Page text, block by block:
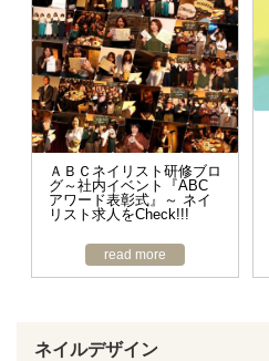
ＡＢＣネイリスト研修ブロ
グ～社内イベント『ABC
アワード表彰式』～ ネイ
リスト求人をCheck!!!
read more
ネイルデザイン